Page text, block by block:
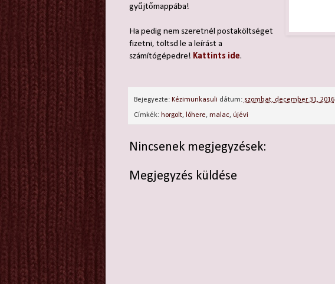
gyűjtőmappába!
Ha pedig nem szeretnél postaköltséget
fizetni, töltsd le a leírást a
számítógépedre! Kattints ide.
Bejegyezte: Kézimunkasuli dátum: szombat, december 31, 2016
Címkék: horgolt, lóhere, malac, újévi
Nincsenek megjegyzések:
Megjegyzés küldése